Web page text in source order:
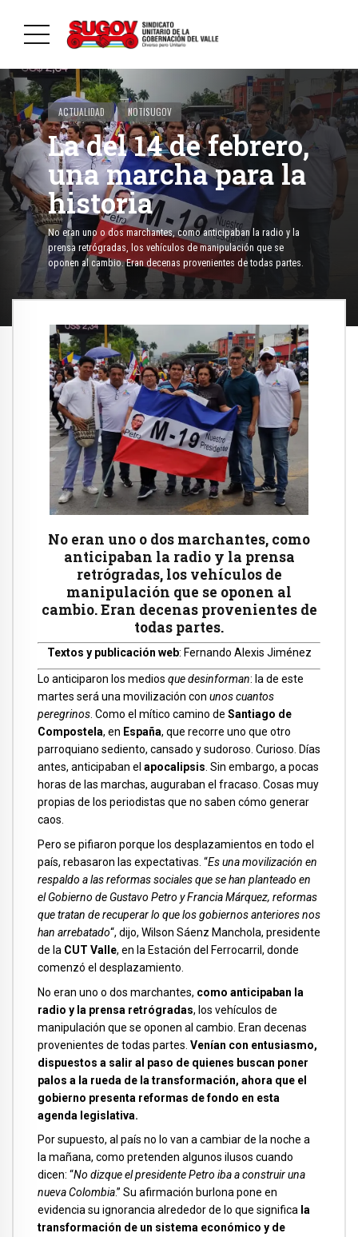
ACTUALIDAD NOTISUGOV
La del 14 de febrero,
una marcha para la
historia
No eran uno o dos marchantes, como anticipaban la radio y la
prensa retrógradas, los vehículos de manipulación que se
oponen al cambio. Eran decenas provenientes de todas partes.
No eran uno o dos marchantes, como
anticipaban la radio y la prensa
retrógradas, los vehículos de
manipulación que se oponen al
cambio. Eran decenas provenientes de
todas partes.
Textos y publicación web: Fernando Alexis Jiménez
Lo anticiparon los medios que desinforman: la de este
martes será una movilización con unos cuantos
peregrinos . Como el mítico camino de Santiago de
Compostela, en España, que recorre uno que otro
parroquiano sediento, cansado y sudoroso. Curioso. Días
antes, anticipaban el apocalipsis . Sin embargo, a pocas
horas de las marchas, auguraban el fracaso. Cosas muy
propias de los periodistas que no saben cómo generar
caos.
Pero se pifiaron porque los desplazamientos en todo el
país, rebasaron las expectativas. “Es una movilización en
respaldo a las reformas sociales que se han planteado en
el Gobierno de Gustavo Petro y Francia Márquez, reformas
que tratan de recuperar lo que los gobiernos anteriores nos
han arrebatado“, dijo, Wilson Sáenz Manchola, presidente
de la CUT Valle, en la Estación del Ferrocarril, donde
comenzó el desplazamiento.
No eran uno o dos marchantes, como anticipaban la
radio y la prensa retrógradas, los vehículos de
manipulación que se oponen al cambio. Eran decenas
provenientes de todas partes. Venían con entusiasmo,
dispuestos a salir al paso de quienes buscan poner
palos a la rueda de la transformación, ahora que el
gobierno presenta reformas de fondo en esta
agenda legislativa.
Por supuesto, al país no lo van a cambiar de la noche a
la mañana, como pretenden algunos ilusos cuando
dicen: “No dizque el presidente Petro iba a construir una
nueva Colombia.” Su afirmación burlona pone en
evidencia su ignorancia alrededor de lo que significa la
transformación de un sistema económico y de